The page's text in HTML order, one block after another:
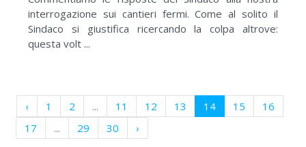
interrogazione sui cantieri fermi. Come al solito il
Sindaco si giustifica ricercando la colpa altrove:
questa volt ...
‹ 1 2 ... 11 12 13 14 15
16
17
... 29 30 ›